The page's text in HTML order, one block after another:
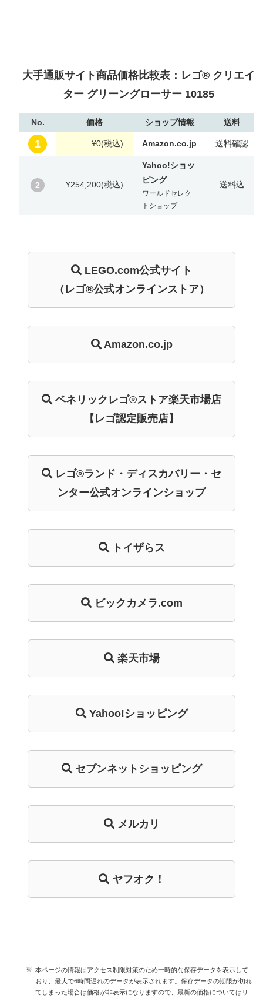
大手通販サイト商品価格比較表：レゴ® クリエイ
ター グリーングローサー 10185
No. 価格 ショップ情報 送料
1 ¥0(税込) Amazon.co.jp 送料確認
2 ¥254,200(税込)
Yahoo!ショッ
ピング
ワールドセレク
トショップ
送料込
LEGO.com公式サイト
（レゴ®公式オンラインストア）
Amazon.co.jp
ベネリック レゴ®ストア楽天市場店
【レゴ認定販売店】
レゴ®ランド・ ディスカバリー・ セ
ンター公式オンラインショップ
トイザらス
ビックカメラ.com
楽天市場
Yahoo!ショッピング
セブンネットショッピング
メルカリ
ヤフオク！
本ページの情報はアクセス制限対策のため一時的な保存データを表示して
おり、最大で6時間遅れのデータが表示されます。保存データの期限が切れ
てしまった場合は価格が非表示になりますので、最新の価格についてはリ